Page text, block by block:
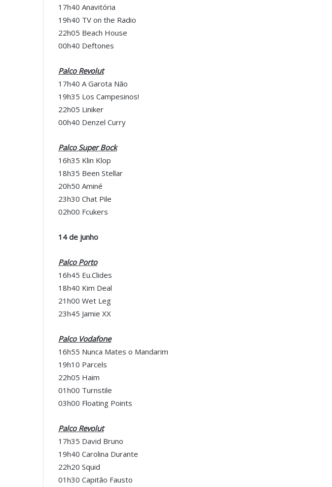
17h40 Anavitória
19h40 TV on the Radio
22h05 Beach House
00h40 Deftones
Palco Revolut
17h40 A Garota Não
19h35 Los Campesinos!
22h05 Liniker
00h40 Denzel Curry
Palco Super Bock
16h35 Klin Klop
18h35 Been Stellar
20h50 Aminé
23h30 Chat Pile
02h00 Fcukers
14 de junho
Palco Porto
16h45 Eu.Clides
18h40 Kim Deal
21h00 Wet Leg
23h45 Jamie XX
Palco Vodafone
16h55 Nunca Mates o Mandarim
19h10 Parcels
22h05 Haim
01h00 Turnstile
03h00 Floating Points
Palco Revolut
17h35 David Bruno
19h40 Carolina Durante
22h20 Squid
01h30 Capitão Fausto